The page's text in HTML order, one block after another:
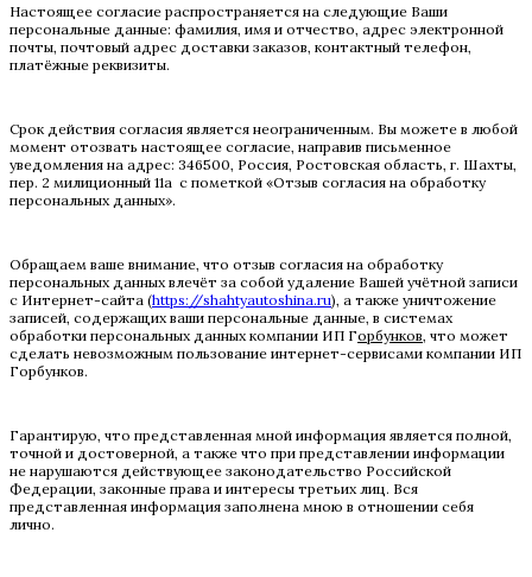
Настоящее согласие распространяется на следующие Ваши
персональные данные: фамилия, имя и отчество, адрес электронной
почты, почтовый адрес доставки заказов, контактный телефон,
платёжные реквизиты.
Срок действия согласия является неограниченным. Вы можете в любой
момент отозвать настоящее согласие, направив письменное
уведомления на адрес: 346500, Россия, Ростовская область, г. Шахты,
пер. 2 милиционный 11а с пометкой «Отзыв согласия на обработку
персональных данных».
Обращаем ваше внимание, что отзыв согласия на обработку
персональных данных влечёт за собой удаление Вашей учётной записи
с Интернет-сайта (https://shahtyautoshina.ru), а также уничтожение
записей, содержащих ваши персональные данные, в системах
обработки персональных данных компании ИП Горбунков, что может
сделать невозможным пользование интернет-сервисами компании ИП
Горбунков.
Гарантирую, что представленная мной информация является полной,
точной и достоверной, а также что при представлении информации
не нарушаются действующее законодательство Российской
Федерации, законные права и интересы третьих лиц. Вся
представленная информация заполнена мною в отношении себя
лично.